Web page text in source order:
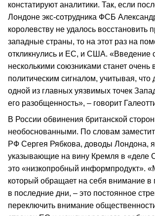
констатируют аналитики. Так, если
Лондоне экс-сотрудника ФСБ
королевству не удалось восстановить
западные страны, то на этот раз на
откликнулись и ЕС, и США. «Введение
несколькими союзниками станет
политическим сигналом, учитывая, что
одной из главных уязвимых точек
его разобщенность», – говорит
В России обвинения британской
необоснованными. По словам
РФ Сергея Рябкова, доводы Лондона,
указывающие на вину Кремля в «деле
это «низкопробный информпродукт».
который обращает на себя внимание
в последние дни, – это постоянное
переключить внимание